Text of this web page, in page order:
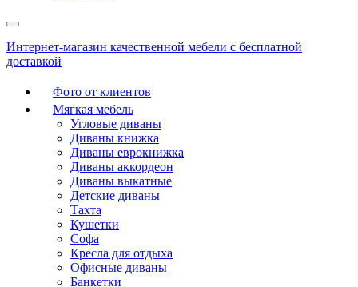
Интернет-магазин качественной мебели с бесплатной
доставкой
Фото от клиентов
Мягкая мебель
Угловые диваны
Диваны книжка
Диваны еврокнижка
Диваны аккордеон
Диваны выкатные
Детские диваны
Тахта
Кушетки
Софа
Кресла для отдыха
Офисные диваны
Банкетки